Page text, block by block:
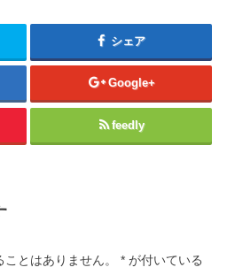
シェア
Google+
feedly
とはありません。 * が付いている